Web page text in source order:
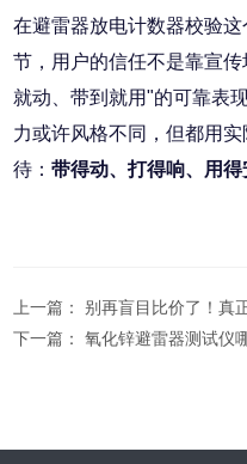
在避雷器放电计数器校验
节，用户的信任不是靠宣
就动、带到就用"的可靠表
力或许风格不同，但都用
待：带得动、打得响、用得
上一篇：别再盲目比价了！真正靠谱
下一篇：氧化锌避雷器测试仪